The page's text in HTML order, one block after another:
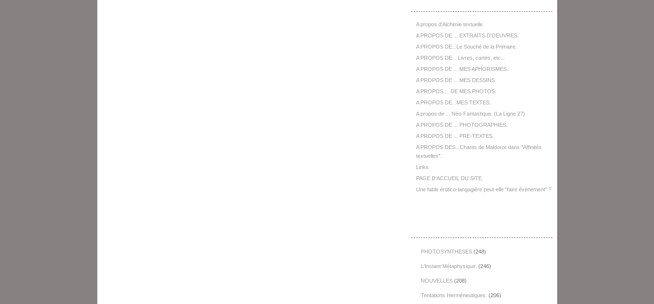
A propos d'Alchimie textuelle.
A PROPOS DE ... EXTRAITS D'OEUVRES.
A PROPOS DE...Le Souché de la Primaire.
A PROPOS DE... Livres, cartes, etc...
A PROPOS DE ... MES APHORISMES..
A PROPOS DE ... MES DESSINS.
A PROPOS ... DE MES PHOTOS.
A PROPOS DE...MES TEXTES.
A propos de ... Néo-Fantastique. (La Ligne 27).
A PROPOS DE ... PHOTOGRAPHIES.
A PROPOS DE ... PRE-TEXTES..
A PROPOS DES...Chants de Maldoror dans "Affinités
textuelles".
Links
PAGE D'ACCUEIL DU SITE.
Une fable érotico-langagière peut-elle "faire événement" ?
PHOTOSYNTHESES(248)
L'Instant Métaphysique. (246)
NOUVELLES(208)
Tentations Herméneutiques. (206)